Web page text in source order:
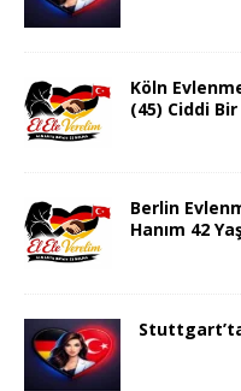
Köln
(45) Ciddi
Berlin
Hanım 42